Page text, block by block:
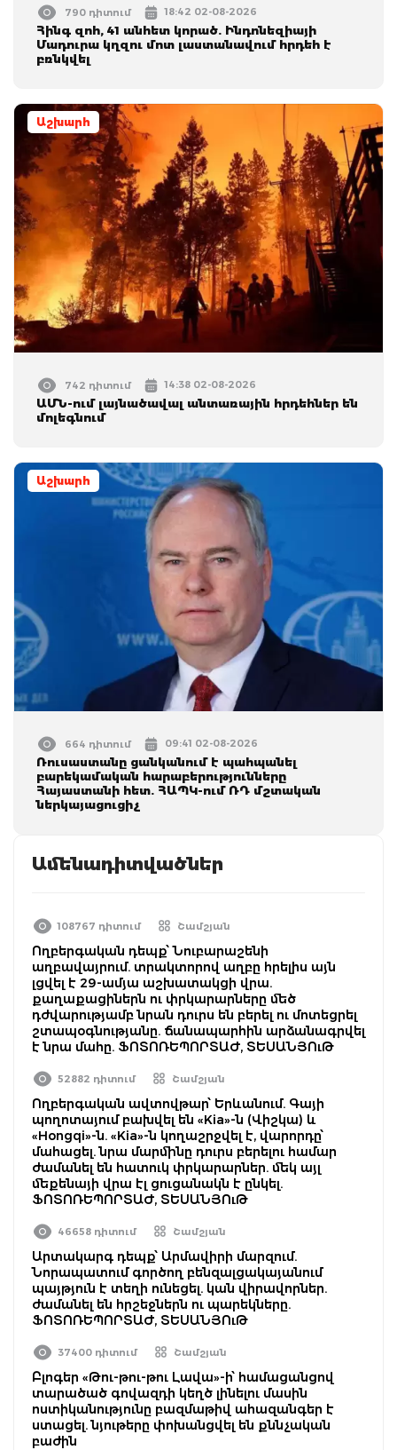
790 դիտում 18:42 02-08-2026
Հինգ զոհ, 41 անհետ կորած. Ինդոնեզիայի
Մադուրա կղզու մոտ լաստանավում հրդեհ է
բռնկվել
Աշխարհ
742 դիտում 14:38 02-08-2026
ԱՄՆ-ում լայնածավալ անտառային հրդեհներ են
մոլեգնում
Աշխարհ
664 դիտում 09:41 02-08-2026
Ռուսաստանը ցանկանում է պահպանել
բարեկամական հարաբերությունները
Հայաստանի հետ. ՀԱՊԿ-ում ՌԴ մշտական
ներկայացուցիչ
Ամենադիտվածներ
108767 դիտում Շամշյան
Ողբերգական դեպք՝ Նուբարաշենի
աղբավայրում. տրակտորով աղբը հրելիս այն
լցվել է 29-ամյա աշխատակցի վրա.
քաղաքացիներն ու փրկարարները մեծ
դժվարությամբ նրան դուրս են բերել ու մոտեցրել
շտապօգնությանը. ճանապարհին արձանագրվել
է նրա մահը. ՖՈՏՈՌԵՊՈՐՏԱԺ, ՏԵՍԱՆՅՈւԹ
52882 դիտում Շամշյան
Ողբերգական ավտովթար՝ Երևանում. Գայի
պողոտայում բախվել են «Kia»-ն (Վիշկա) և
«Hongqi»-ն. «Kia»-ն կողաշրջվել է, վարորդը՝
մահացել. նրա մարմինը դուրս բերելու համար
ժամանել են հատուկ փրկարարներ. մեկ այլ
մեքենայի վրա էլ ցուցանակն է ընկել.
ՖՈՏՈՌԵՊՈՐՏԱԺ, ՏԵՍԱՆՅՈւԹ
46658 դիտում Շամշյան
Արտակարգ դեպք՝ Արմավիրի մարզում.
Նորապատում գործող բենզալցակայանում
պայթյուն է տեղի ունեցել. կան վիրավորներ.
ժամանել են հրշեջներն ու պարեկները.
ՖՈՏՈՌԵՊՈՐՏԱԺ, ՏԵՍԱՆՅՈւԹ
37400 դիտում Շամշյան
Բլոգեր «Թու-թու-թու Լավա»-ի՝ համացանցով
տարածած գովազդի կեղծ լինելու մասին
ոստիկանությունը բազմաթիվ ահազանգեր է
ստացել. նյութերը փոխանցվել են քննչական
բաժին